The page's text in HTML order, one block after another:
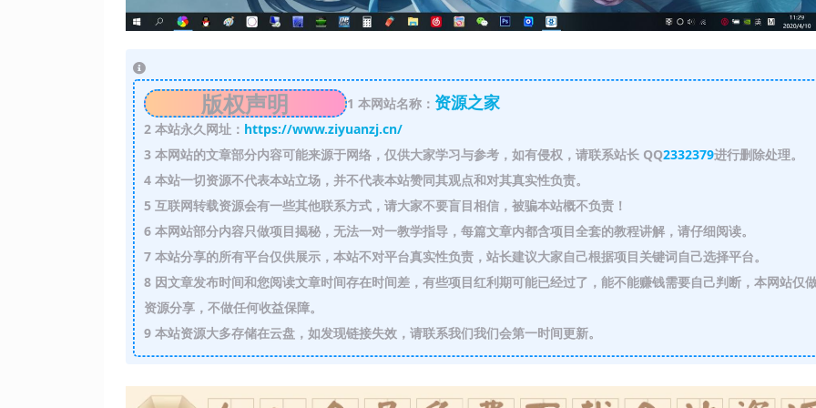
版权声明 1 本网站名称： 资源之家
2本站永久网址： https://www.ziyuanzj.cn/
3本网站的文章部分内容可能来源于网络，仅供大家学习与参考，如有侵权，请联系站长 QQ2332379进行删除处理。
4本站一切资源不代表本站立场，并不代表本站赞同其观点和对其真实性负责。
5互联网转载资源会有一些其他联系方式，请大家不要盲目相信，被骗本站概不负责！
6本网站部分内容只做项目揭秘，无法一对一教学指导，每篇文章内都含项目全套的教程讲解，请仔细阅读。
7本站分享的所有平台仅供展示，本站不对平台真实性负责，站长建议大家自己根据项目关键词自己选择平台。
8因文章发布时间和您阅读文章时间存在时间差，有些项目红利期可能已经过了，能不能赚钱需要自己判断，本网站仅
资源分享，不做任何收益保障。
9本站资源大多存储在云盘，如发现链接失效，请联系我们我们会第一时间更新。